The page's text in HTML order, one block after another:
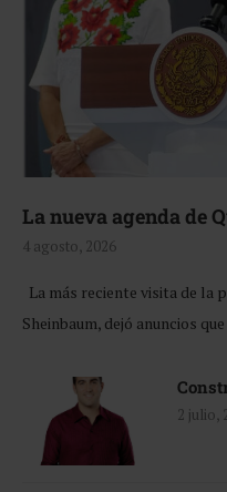
La nueva agenda de
4 agosto, 2026
La más reciente visita de la
Sheinbaum, dejó anuncios
2 julio,